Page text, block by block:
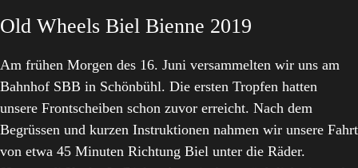
Old Wheels Biel Bienne 2019
Am frühen Morgen des 16. Juni versammelten wir uns am
Bahnhof SBB in Schönbühl. Die ersten Tropfen hatten
unsere Frontscheiben schon zuvor erreicht. Nach dem
Begrüssen und kurzen Instruktionen nahmen wir unsere Fahrt
von etwa 45 Minuten Richtung Biel unter die Räder.